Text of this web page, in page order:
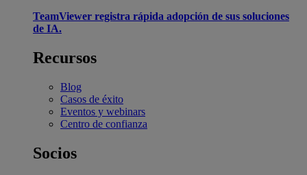
TeamViewer registra rápida adopción de sus soluciones
de IA.
Recursos
Blog
Casos de éxito
Eventos y webinars
Centro de confianza
Socios